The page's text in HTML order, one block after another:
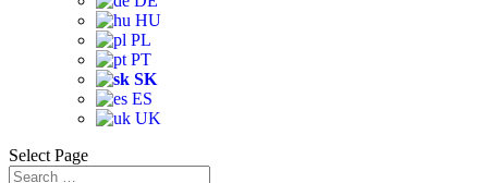
HU
PL
PT
SK
ES
UK
Select Page